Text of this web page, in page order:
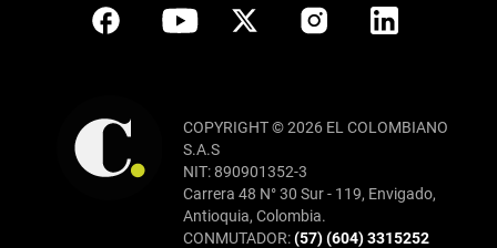
COPYRIGHT © 2026 EL COLOMBIANO
S.A.S
NIT: 890901352-3
Carrera 48 N° 30 Sur - 119, Envigado,
Antioquia, Colombia.
CONMUTADOR:(57) (604) 3315252